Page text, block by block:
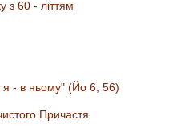
з 60 - літтям
я - в ньому" (Йо 6, 56)
Причастя